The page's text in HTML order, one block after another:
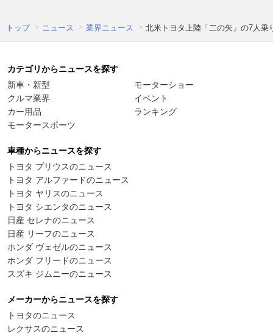
トップ ニュース 業界ニュース 北米トヨタ上陸「二の矢」の7人
カテゴリからニュースを探す
新車・新型
クルマ業界
カー用品
モータースポーツ
モーターショー
イベント
ランキング
車種からニュースを探す
トヨタ プリウスのニュース
トヨタ アルファードのニュース
トヨタ ヤリスのニュース
トヨタ シエンタのニュース
日産 セレナのニュース
日産 リーフのニュース
ホンダ ヴェゼルのニュース
ホンダ フリードのニュース
スズキ ジムニーのニュース
メーカーからニュースを探す
トヨタのニュース
レクサスのニュース